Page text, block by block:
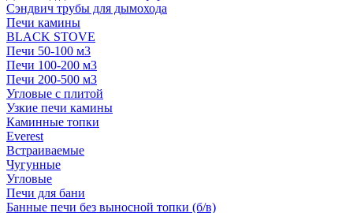
Сэндвич трубы для дымохода
Печи камины
BLACK STOVE
Печи 50-100 м3
Печи 100-200 м3
Печи 200-500 м3
Угловые с плитой
Узкие печи камины
Каминные топки
Everest
Встраиваемые
Чугунные
Угловые
Печи для бани
Банные печи без выносной топки (б/в)